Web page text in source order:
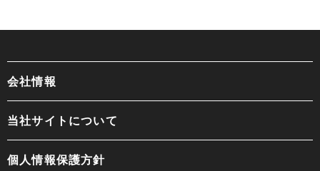
会社情報
当社サイトについて
個人情報保護方針